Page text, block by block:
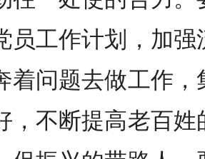
员工作计划，加
着问题去做工作
，不断提高老百